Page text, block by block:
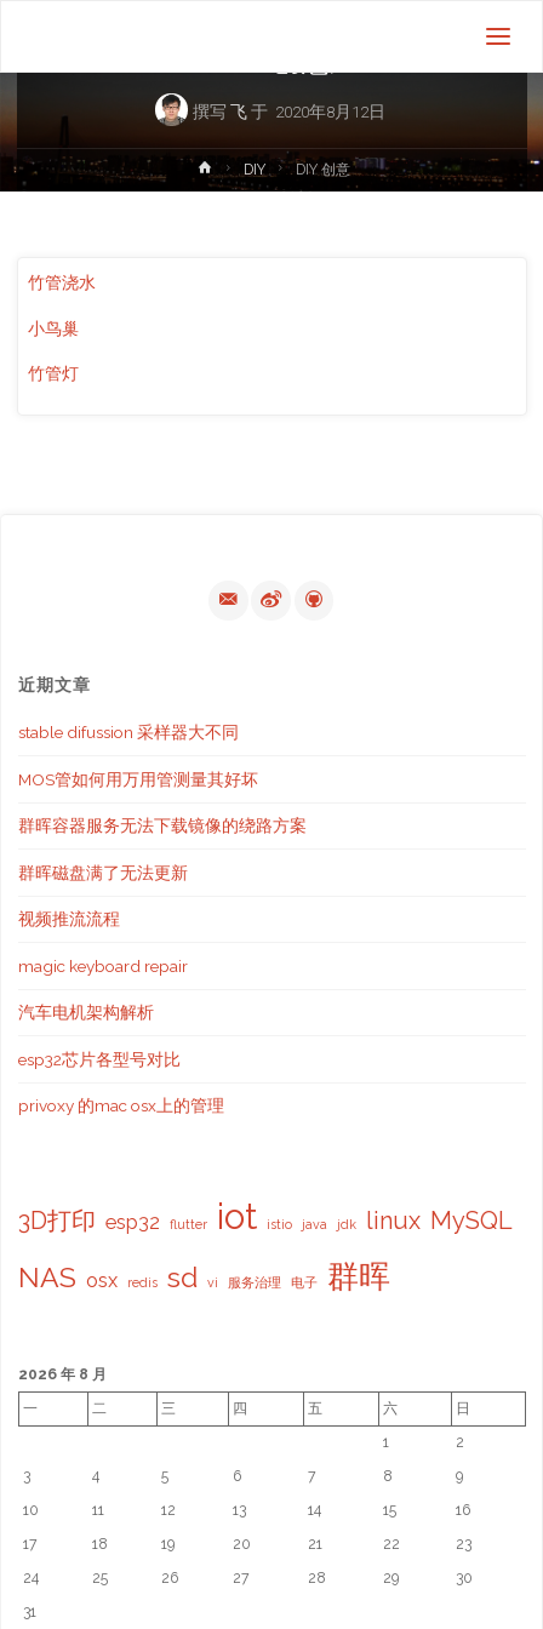
撰写 飞于 2020年8月12日
首
页
DIY DIY 创意
竹管浇水
小鸟巢
竹管灯
近期文章
stable difussion 采样器大不同
MOS管如何用万用管测量其好坏
群晖容器服务无法下载镜像的绕路方案
群晖磁盘满了无法更新
视频推流流程
magic keyboard repair
汽车电机架构解析
esp32芯片各型号对比
privoxy 的mac osx上的管理
3D打印 esp32 flutter iot istio java jdk linux MySQL
NAS osx redis sd vi 服务治理 电子 群晖
2026 年 8 月
一 二 三 四 五 六
日
1
2
3
4 5 6 7 8
9
10
11 12 13 14 15
16
17
18 19 20 21 22
23
24
25 26 27 28 29
30
31